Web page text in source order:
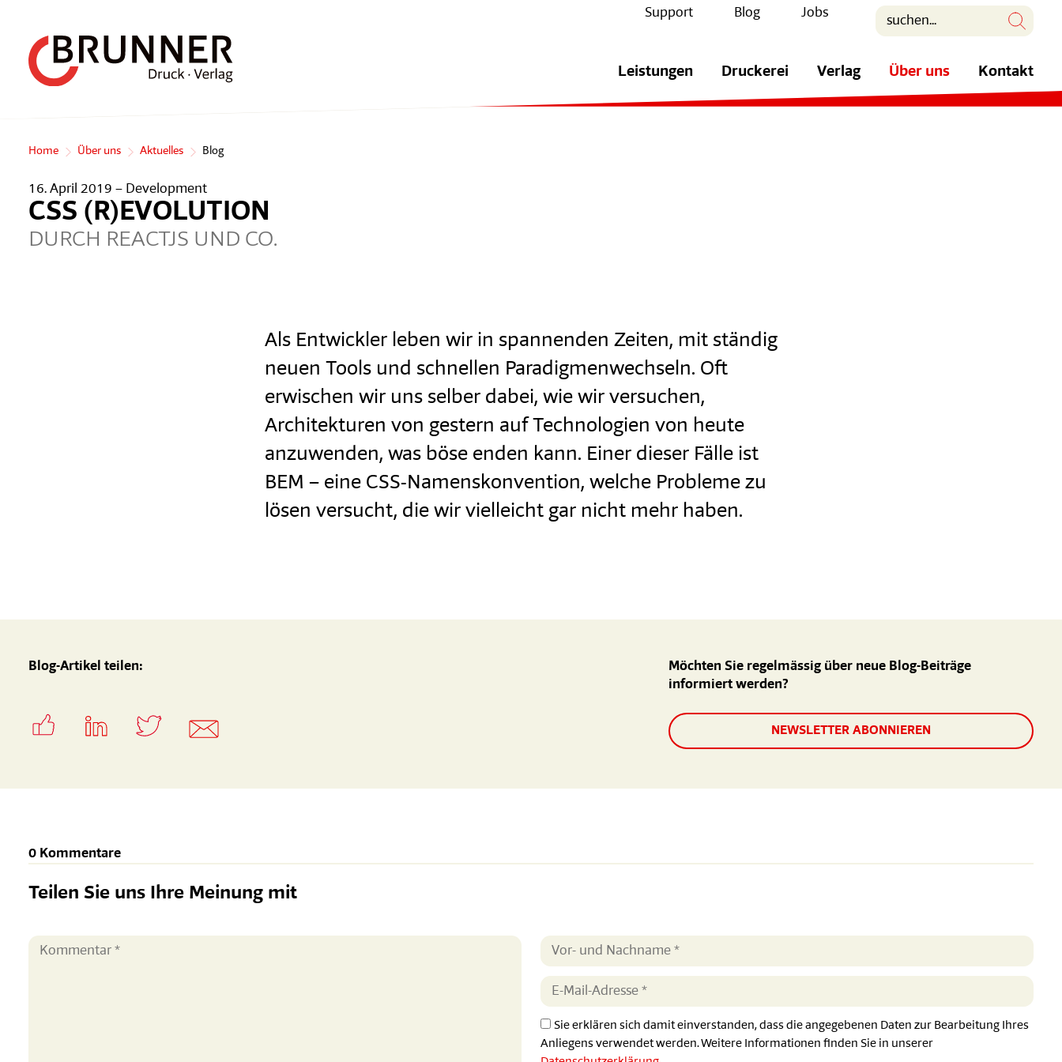
Support Blog Jobs
Leistungen Druckerei Verlag Über uns Kontakt
Home Über uns Aktuelles Blog
16. April 2019 – Development
CSS (R)EVOLUTION
DURCH REACTJS UND CO.
Als Entwickler leben wir in spannenden Zeiten, mit ständig
neuen Tools und schnellen Paradigmenwechseln. Oft
erwischen wir uns selber dabei, wie wir versuchen,
Architekturen von gestern auf Technologien von heute
anzuwenden, was böse enden kann. Einer dieser Fälle ist
BEM – eine CSS-Namenskonvention, welche Probleme zu
lösen versucht, die wir vielleicht gar nicht mehr haben.
Blog-Artikel teilen:
Möchten Sie regelmässig über neue Blog-Beiträge
informiert werden?
NEWSLETTER ABONNIEREN
0 Kommentare
Teilen Sie uns Ihre Meinung mit
Sie erklären sich damit einverstanden, dass die angegebenen Daten zur Bearbeitung Ihres
Anliegens verwendet werden. Weitere Informationen finden Sie in unserer